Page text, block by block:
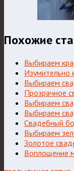
Похожие
Выбираем
Изумительно
Выбираем
Прозрачное
Выбираем
Выбираем
Свадебный
Выбираем
Золотое
Воплощение